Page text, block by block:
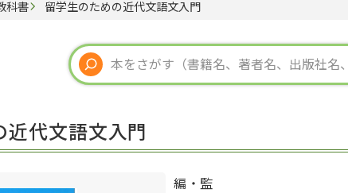
留学生向け専門分野
子ども向け
発音・聴解
練習問題
日本語能力試験対策
カード・ゲーム・絵教材
絵本・子ども向け補助
スペイン語辞典
ドイツ語辞典
ポルトガル語辞典
語学・文法辞典
表現・用字用語辞典
語彙・意味
表記
多言語社会・言語政策
言語の諸相
科書 留学生のための近代文語文入門
代文語文入門
編・監